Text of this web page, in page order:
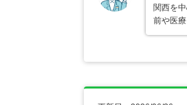
関西を
前や医